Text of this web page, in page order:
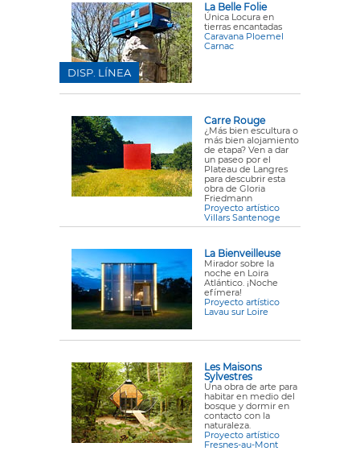
La Belle Folie
Única Locura en
tierras encantadas
Caravana Ploemel
Carnac
DISP. LÍNEA
Carre Rouge
¿Más bien escultura o
más bien alojamiento
de etapa? Ven a dar
un paseo por el
Plateau de Langres
para descubrir esta
obra de Gloria
Friedmann
Proyecto artístico
Villars Santenoge
La Bienveilleuse
Mirador sobre la
noche en Loira
Atlántico. ¡Noche
efímera!
Proyecto artístico
Lavau sur Loire
Les Maisons
Sylvestres
Una obra de arte para
habitar en medio del
bosque y dormir en
contacto con la
naturaleza.
Proyecto artístico
Fresnes-au-Mont